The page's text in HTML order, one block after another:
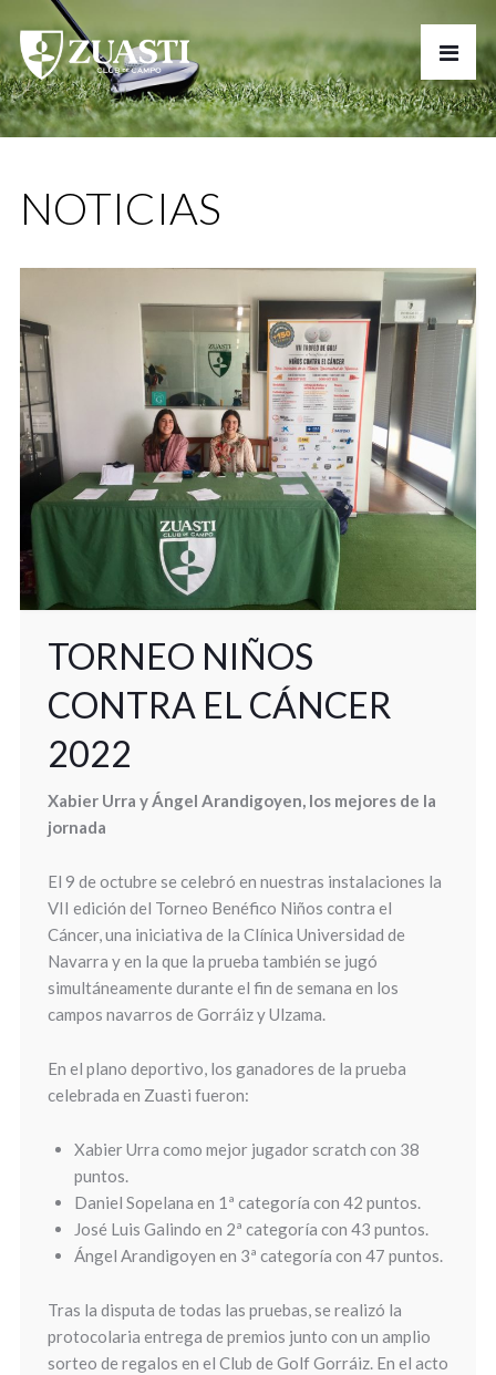
NOTICIAS
TORNEO NIÑOS
CONTRA EL CÁNCER
2022
Xabier Urra y Ángel Arandigoyen, los mejores de la
jornada
El 9 de octubre se celebró en nuestras instalaciones la
VII edición del Torneo Benéfico Niños contra el
Cáncer, una iniciativa de la Clínica Universidad de
Navarra y en la que la prueba también se jugó
simultáneamente durante el fin de semana en los
campos navarros de Gorráiz y Ulzama.
En el plano deportivo, los ganadores de la prueba
celebrada en Zuasti fueron:
Xabier Urra como mejor jugador scratch con 38
puntos.
Daniel Sopelana en 1ª categoría con 42 puntos.
José Luis Galindo en 2ª categoría con 43 puntos.
Ángel Arandigoyen en 3ª categoría con 47 puntos.
Tras la disputa de todas las pruebas, se realizó la
protocolaria entrega de premios junto con un amplio
sorteo de regalos en el Club de Golf Gorráiz. En el acto